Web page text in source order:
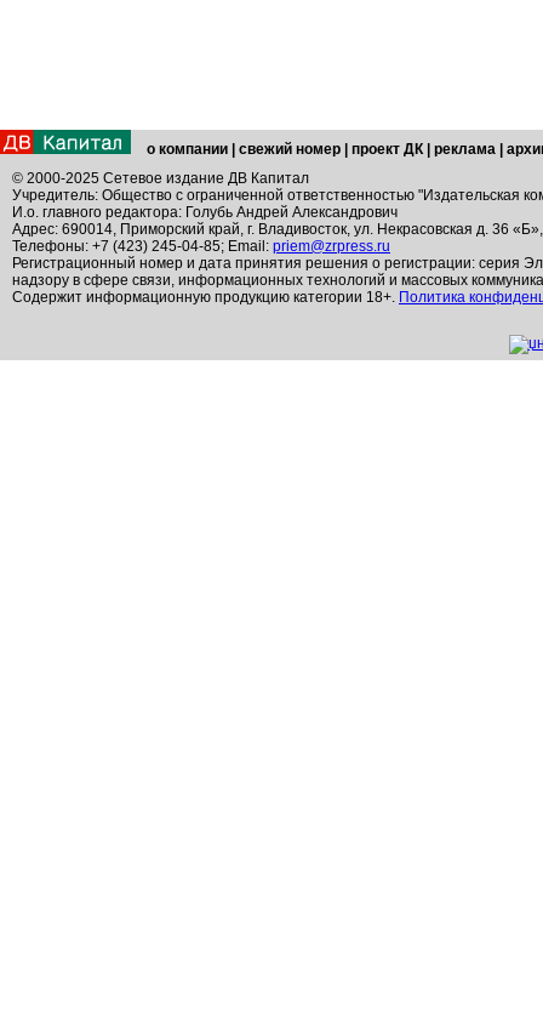
о компании свежий номер проект ДК реклама
© 2000-2025 Сетевое издание ДВ Капитал
Учредитель: Общество с ограниченной ответственностью "Издательская
И.о. главного редактора: Голубь Андрей Александрович
Адрес: 690014, Приморский край, г. Владивосток, ул. Некрасовская д. 36
Телефоны: +7 (423) 245-04-85; Email: priem@zrpress.ru
Регистрационный номер и дата принятия решения о регистрации: серия
надзору в сфере связи, информационных технологий и массовых
Содержит информационную продукцию категории 18+. Политика